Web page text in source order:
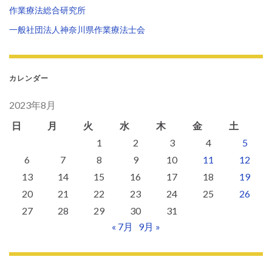
作業療法総合研究所
一般社団法人神奈川県作業療法士会
カレンダー
2023年8月
日
月 火 水 木 金
土
1
2 3 4
5
6
7 8 9 10 11
12
13
14 15 16 17 18
19
20
21 22 23 24 25
26
27
28 29 30
31
« 7月
9月 »